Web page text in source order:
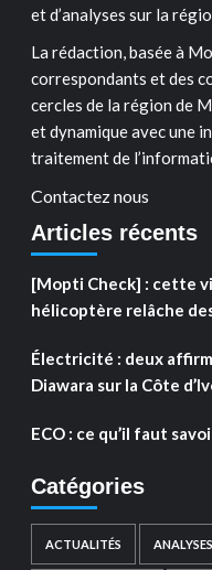
et d’analyses sur la
La rédaction, basée à
correspondants et des
cercles de la région de
et dynamique avec une
traitement de
Contactez nous
Articles récents
[Mopti Check] : cette
hélicoptère relâche
Électricité : deux
Diawara sur la Côte
ECO : ce qu’il faut
Catégories
ACTUALITÉS ANALYSES